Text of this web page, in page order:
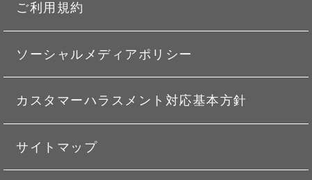
ご利用規約
ソーシャルメディアポリシー
カスタマーハラスメント対応基本方針
サイトマップ